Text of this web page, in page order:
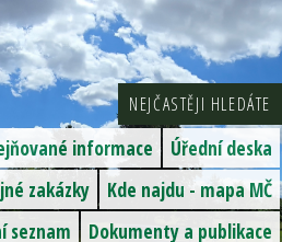
NEJČASTĚJI HLEDÁTE
Úřední deska
informace
Kde najdu - mapa MČ
zakázky
Dokumenty a publikace
seznam